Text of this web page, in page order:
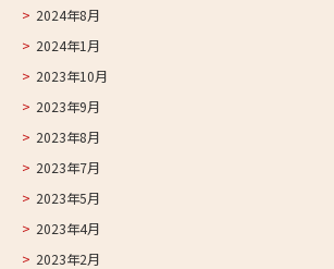
2024年8月
2024年1月
2023年10月
2023年9月
2023年8月
2023年7月
2023年5月
2023年4月
2023年2月